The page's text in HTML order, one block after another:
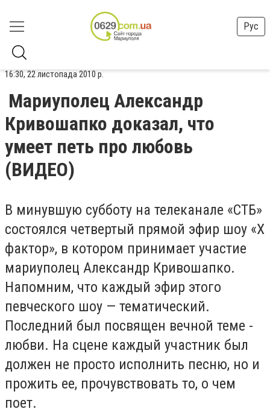
Рус
16:30, 22 листопада 2010 р.
Мариуполец Александр
Кривошапко доказал, что
умеет петь про любовь
(ВИДЕО)
В минувшую субботу на телеканале «СТБ»
состоялся четвертый прямой эфир шоу «Х
фактор», в котором принимает участие
мариуполец Александр Кривошапко.
Напомним, что каждый эфир этого
певческого шоу — тематический.
Последний был посвящен вечной теме -
любви. На сцене каждый участник был
должен не просто исполнить песню, но и
прожить ее, прочувствовать то, о чем
поет.